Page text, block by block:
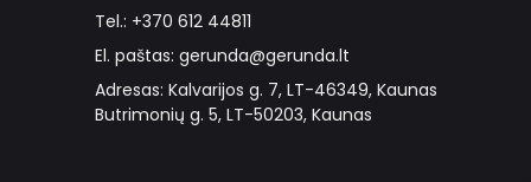
Tel.: +370 612 44811
El. paštas: gerunda@gerunda.lt
Adresas: Kalvarijos g. 7, LT-46349, Kaunas
Butrimonių g. 5, LT-50203, Kaunas